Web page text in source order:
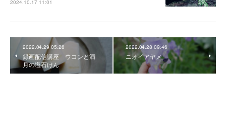
2024.10.17 11:01
2022.04.29 05:26
録画配信講座 ウコンと満
月の塩石けん
2022.04.28 09:46
ニオイアヤメ